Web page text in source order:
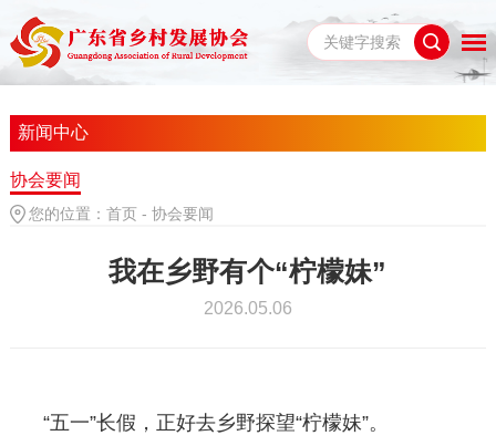
新闻中心
协会要闻
您的位置： 首页 - 协会要闻
我在乡野有个“柠檬妹”
2026.05.06
“五一”长假，正好去乡野探望“柠檬妹”。